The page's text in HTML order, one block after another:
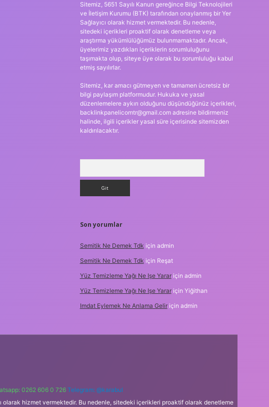
Sitemiz, 5651 Sayılı Kanun gereğince Bilgi Teknolojileri
ve İletişim Kurumu (BTK) tarafından onaylanmış bir Yer
Sağlayıcı olarak hizmet vermektedir. Bu nedenle,
sitedeki içerikleri proaktif olarak denetleme veya
araştırma yükümlülüğümüz bulunmamaktadır. Ancak,
üyelerimiz yazdıkları içeriklerin sorumluluğunu
taşımakta olup, siteye üye olarak bu sorumluluğu kabul
etmiş sayılırlar.
Sitemiz, kar amacı gütmeyen ve tamamen ücretsiz bir
bilgi paylaşım platformudur. Hukuka ve yasal
düzenlemelere aykırı olduğunu düşündüğünüz içerikleri,
backlinkpanelicomtr@gmail.comadresine bildirmeniz
halinde, ilgili içerikler yasal süre içerisinde sitemizden
kaldırılacaktır.
Son yorumlar
Semitik Ne Demek Tdk için admin
Semitik Ne Demek Tdk için Reşat
Yüz Temizleme Yağı Ne Işe Yarariçin admin
Yüz Temizleme Yağı Ne Işe Yarariçin Yiğithan
Imdat Eylemek Ne Anlama Geliriçin admin
0262 606 0 726 Telegram: @karabul
olarak hizmet vermektedir. Bu nedenle, sitedeki içerikleri proaktif olarak denetleme